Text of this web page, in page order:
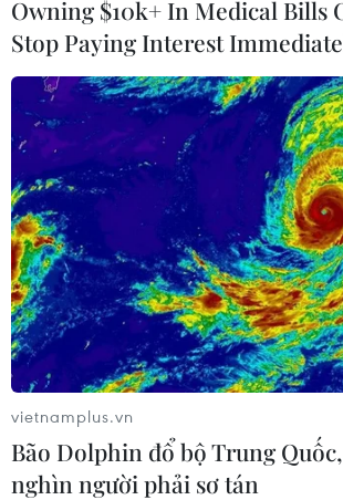
#An ninh
#Truy quét tội phạm ma túy
#Viện trợ nhân đạo
#Washington
#Tổng thống Rodrigo Duterte
#Mỹ-
#Nhân quyền Philippines
Mỹ
Owning $10k+ In Medical Bills
Stop Paying Interest
vietnamplus.vn
Bão Dolphin đổ bộ Trung
nghìn người phải sơ tán